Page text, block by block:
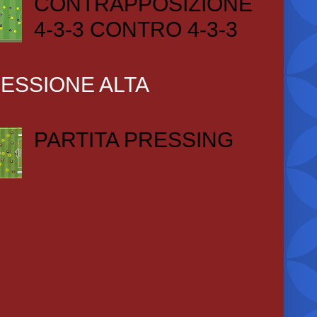
4-3-3 CONTRO 4-3-3
ALTA
PARTITA PRESSING